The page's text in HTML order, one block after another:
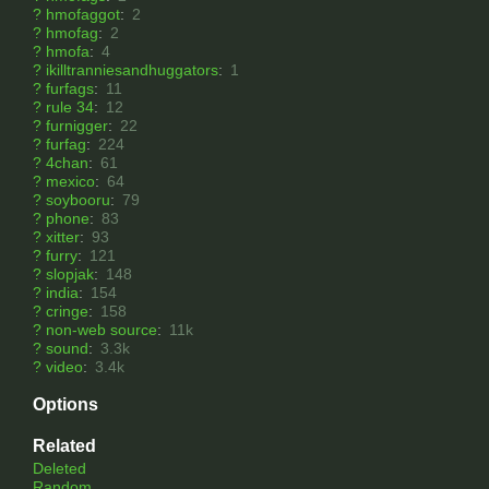
? hmofaggot: 2
? hmofag: 2
? hmofa: 4
? ikilltranniesandhuggators: 1
? furfags: 11
? rule 34: 12
? furnigger: 22
? furfag: 224
? 4chan: 61
? mexico: 64
? soybooru: 79
? phone: 83
? xitter: 93
? furry: 121
? slopjak: 148
? india: 154
? cringe: 158
? non-web source: 11k
? sound: 3.3k
? video: 3.4k
Options
Related
Deleted